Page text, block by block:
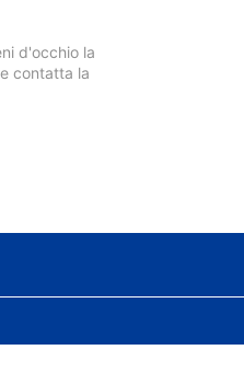
d'occhio la
contatta la